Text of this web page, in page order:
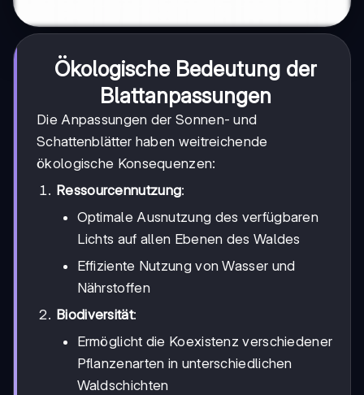
Ökologische Bedeutung der
Blattanpassungen
Die Anpassungen der Sonnen- und
Schattenblätter haben weitreichende
ökologische Konsequenzen:
Ressourcennutzung:
Optimale Ausnutzung des verfügbaren
Lichts auf allen Ebenen des Waldes
Effiziente Nutzung von Wasser und
Nährstoffen
Biodiversität:
Ermöglicht die Koexistenz verschiedener
Pflanzenarten in unterschiedlichen
Waldschichten